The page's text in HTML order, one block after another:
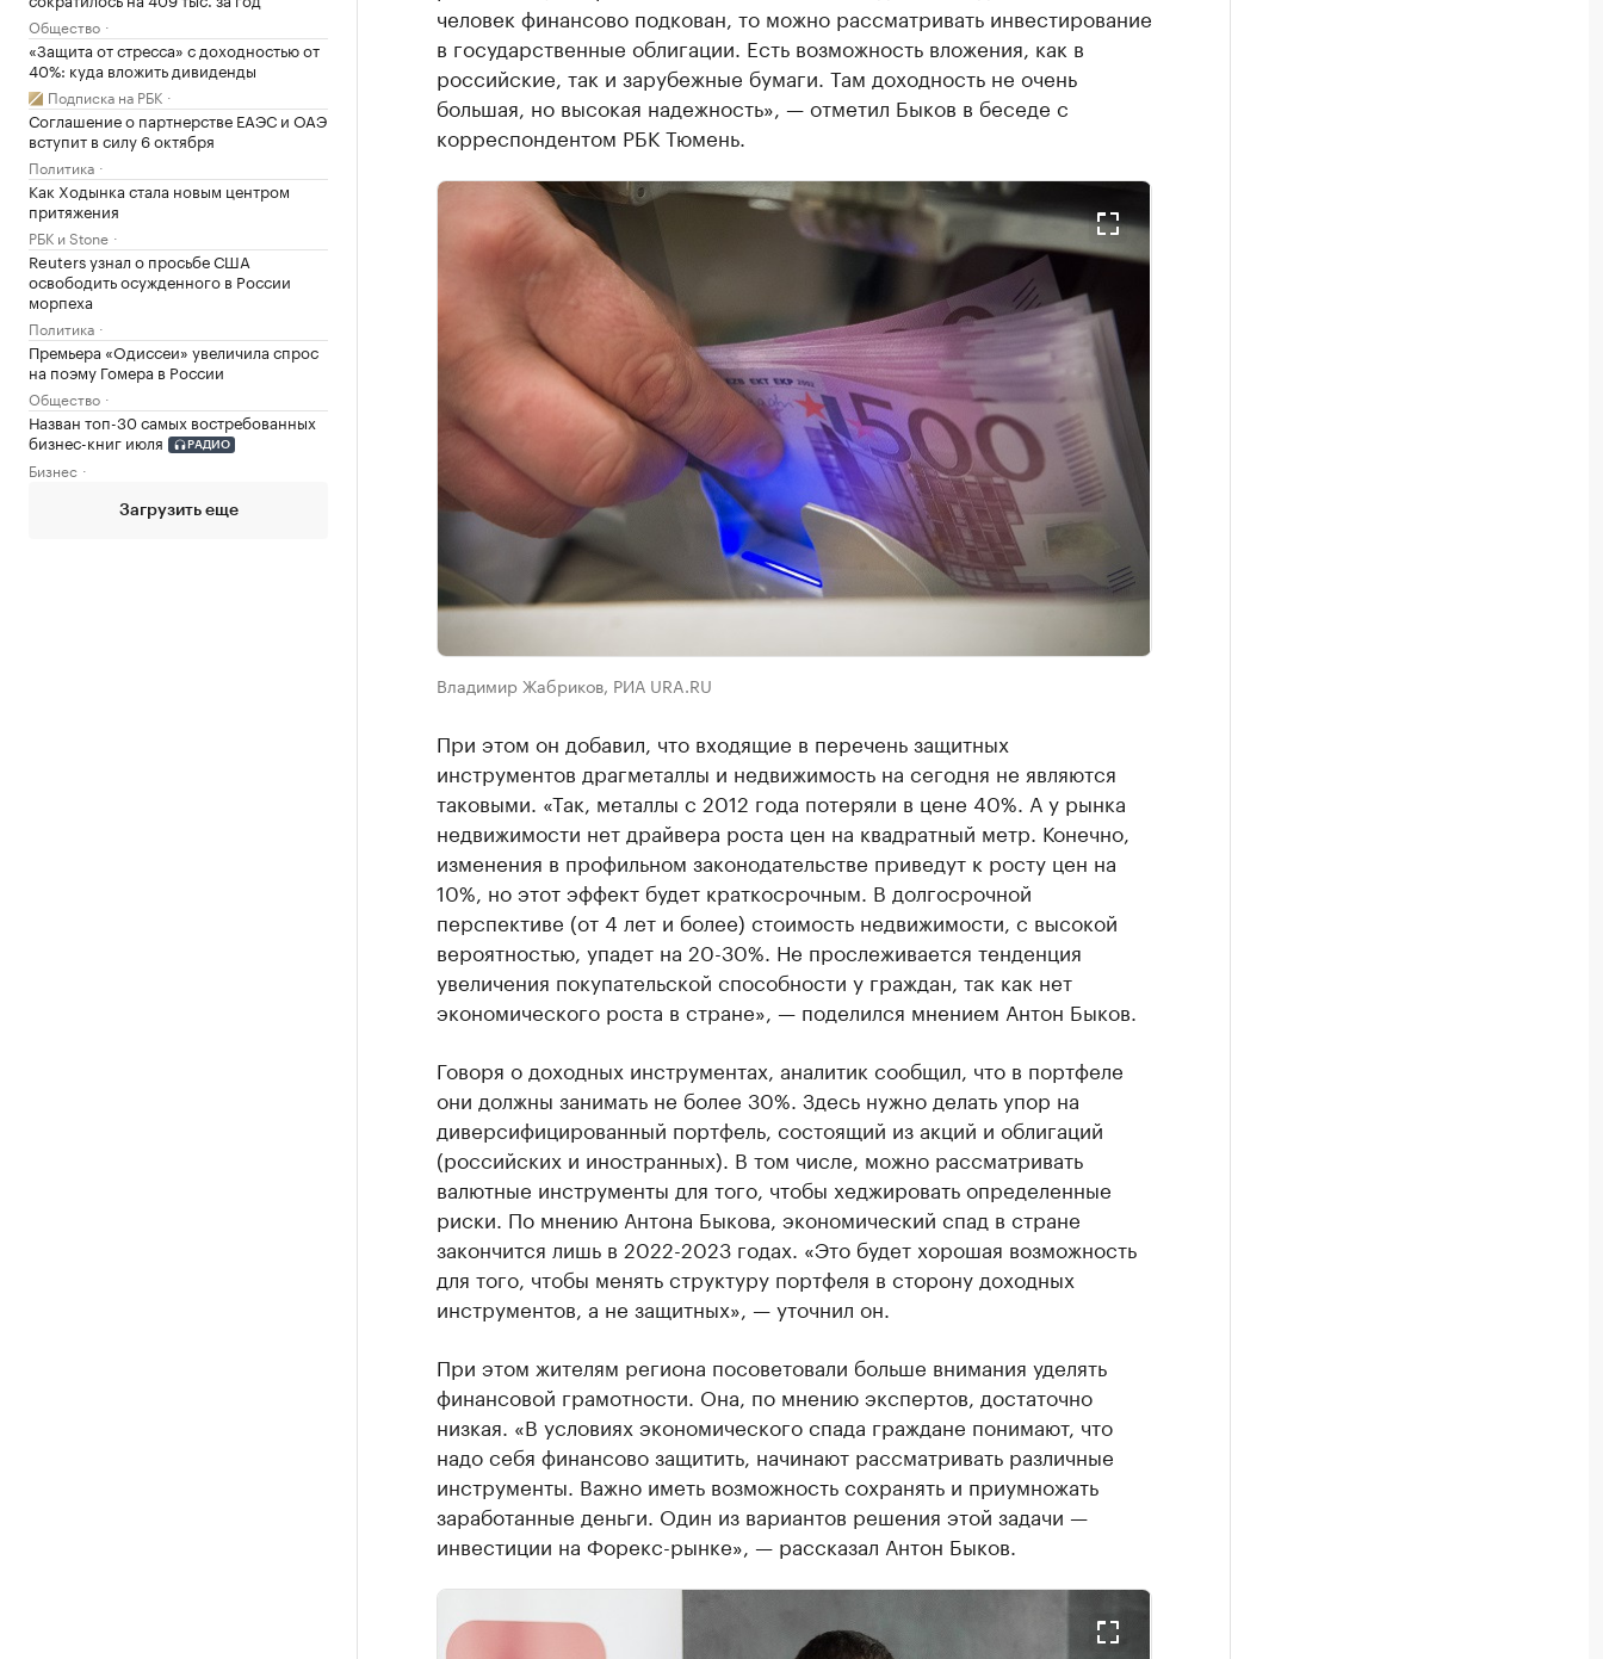
Общество
«Защита от стресса» с доходностью от
40%: куда вложить дивиденды
Подписка на РБК
Соглашение о партнерстве ЕАЭС и ОАЭ
вступит в силу 6 октября
Политика
Как Ходынка стала новым центром
притяжения
РБК и Stone
Reuters узнал о просьбе США
освободить осужденного в России
морпеха
Политика
Премьера «Одиссеи» увеличила спрос
на поэму Гомера в России
Общество
Назван топ-30 самых востребованных
бизнес-книг июля
РАДИО
Бизнес
Загрузить еще
человек финансово подкован, то можно рассматривать инвестирование
в государственные облигации. Есть возможность вложения, как в
российские, так и зарубежные бумаги. Там доходность не очень
большая, но высокая надежность», — отметил Быков в беседе с
корреспондентом РБК Тюмень.
Владимир Жабриков, РИА URA.RU
При этом он добавил, что входящие в перечень защитных
инструментов драгметаллы и недвижимость на сегодня не являются
таковыми. «Так, металлы с 2012 года потеряли в цене 40%. А у рынка
недвижимости нет драйвера роста цен на квадратный метр. Конечно,
изменения в профильном законодательстве приведут к росту цен на
10%, но этот эффект будет краткосрочным. В долгосрочной
перспективе (от 4 лет и более) стоимость недвижимости, с высокой
вероятностью, упадет на 20-30%. Не прослеживается тенденция
увеличения покупательской способности у граждан, так как нет
экономического роста в стране», — поделился мнением Антон Быков.
Говоря о доходных инструментах, аналитик сообщил, что в портфеле
они должны занимать не более 30%. Здесь нужно делать упор на
диверсифицированный портфель, состоящий из акций и облигаций
(российских и иностранных). В том числе, можно рассматривать
валютные инструменты для того, чтобы хеджировать определенные
риски. По мнению Антона Быкова, экономический спад в стране
закончится лишь в 2022-2023 годах. «Это будет хорошая возможность
для того, чтобы менять структуру портфеля в сторону доходных
инструментов, а не защитных», — уточнил он.
При этом жителям региона посоветовали больше внимания уделять
финансовой грамотности. Она, по мнению экспертов, достаточно
низкая. «В условиях экономического спада граждане понимают, что
надо себя финансово защитить, начинают рассматривать различные
инструменты. Важно иметь возможность сохранять и приумножать
заработанные деньги. Один из вариантов решения этой задачи —
инвестиции на Форекс-рынке», — рассказал Антон Быков.